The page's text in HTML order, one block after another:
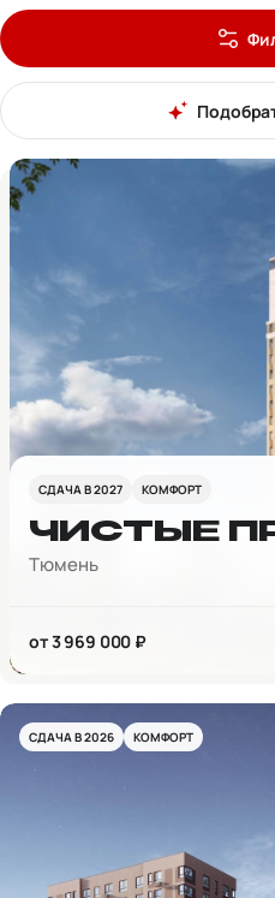
СДАЧА В 2027 КОМФОРТ
ЧИСТЫЕ
Тюмень
от 3 969 000 ₽
СДАЧА В 2026 КОМФОРТ